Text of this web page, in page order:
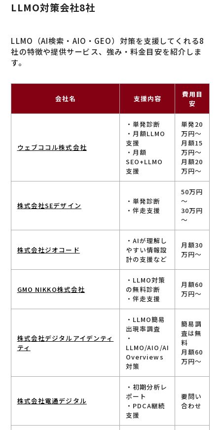
LLMO対策会社8社
LLMO（AI検索・AIO・GEO）対策を支援してくれる8
社の特徴や提供サービス、強み・料金目安を紹介しま
す。
会社名 支援内容
費用目
安
ウェブココル株式会社
・単発診断
・月額LLMO
支援
・月額
SEO+LLMO
支援
単発20
万円～
月額15
万円～
月額20
万円～
株式会社SEデザイン
・単発診断
・伴走支援
50万円
～
30万円
～
株式会社ジオコード
・AIが理解し
やすい情報設
計の支援など
月額30
万円～
GMO NIKKO株式会社
・LLMO対策
の無料診断
・伴走支援
月額60
万円〜
株式会社デジタルアイデンティ
ティ
・LLMO簡易
出現率調査
・
LLMO/AIO/AI
Overviews
対策
簡易調
査は無
料
月額60
万円～
株式会社電通デジタル
・初期分析レ
ポート
・PDCA継続
支援
要問い
合わせ